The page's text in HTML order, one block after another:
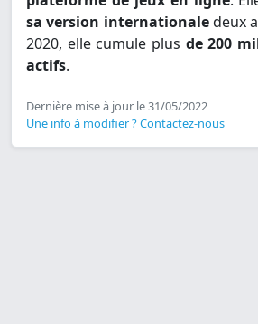
sa version internationaledeux
2020, elle cumule plus de 200
actifs.
Dernière mise à jour le 31/05/2022
Une info à modifier ? Contactez-nous